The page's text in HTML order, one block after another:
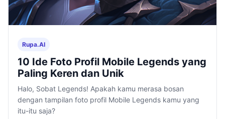
Rupa.AI
10 Ide Foto Profil Mobile Legends yang
Paling Keren dan Unik
Halo, Sobat Legends! Apakah kamu merasa bosan
dengan tampilan foto profil Mobile Legends kamu yang
itu-itu saja?